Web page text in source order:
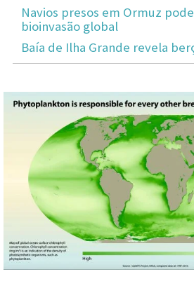
Navios presos em Ormuz
bioinvasão global
Baía de Ilha Grande revela